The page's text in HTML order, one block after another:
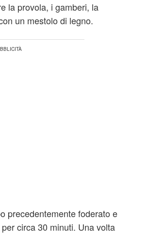
la provola, i gamberi, la
un mestolo di legno.
precedentemente foderato e
circa 30 minuti. Una volta